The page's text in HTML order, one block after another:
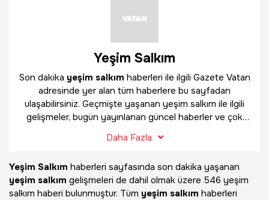
Yeşim Salkım
Son dakika yeşim salkım haberleri ile ilgili Gazete Vatan
adresinde yer alan tüm haberlere bu sayfadan
ulaşabilirsiniz. Geçmişte yaşanan yeşim salkım ile ilgili
gelişmeler, bugün yayınlanan güncel haberler ve çok
bulabilirsiniz.
Daha Fazla
Yeşim Salkım haberleri sayfasında son dakika yaşanan
yeşim salkım gelişmeleri de dahil olmak üzere 546 yeşim
salkım haberi bulunmuştur. Tüm yeşim salkım haberleri